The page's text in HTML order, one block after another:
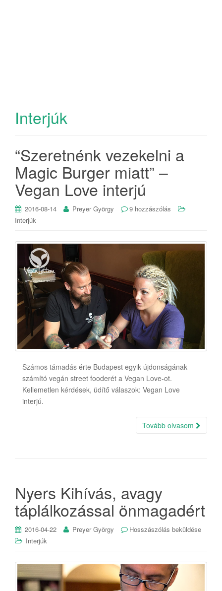
Interjúk
“Szeretnénk vezekelni a
Magic Burger miatt” –
Vegan Love interjú
2016-08-14 Preyer György
9 hozzászólás
Interjúk
Számos támadás érte Budapest egyik újdonságának
számító vegán street fooderét a Vegan Love-ot.
Kellemetlen kérdések, üdítő válaszok: Vegan Love
interjú.
Tovább olvasom
Nyers Kihívás, avagy
táplálkozással önmagadért
2016-04-22 Preyer György
Hosszászólás beküldése
Interjúk